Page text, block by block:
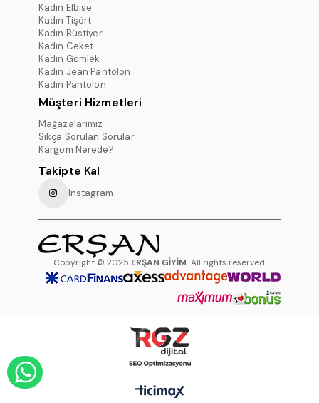
Kadın Elbise
Kadın Tişört
Kadın Büstiyer
Kadın Ceket
Kadın Gömlek
Kadın Jean Pantolon
Kadın Pantolon
Müşteri Hizmetleri
Mağazalarımız
Sıkça Sorulan Sorular
Kargom Nerede?
Takipte Kal
Instagram
Copyright © 2025 ERŞAN GİYİM All rights reserved.